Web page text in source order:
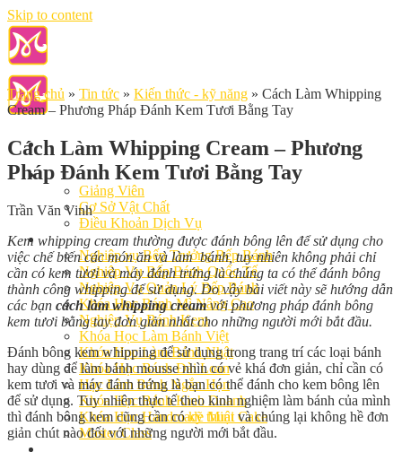
Skip to content
Giới Thiệu
Giảng Viên
Cơ Sở Vật Chất
Điều Khoản Dịch Vụ
Học Làm Bánh
Nghiệp vụ Bếp Trưởng Bếp Bánh
Nghiệp Vụ Bếp Bánh Quốc Tế
Nghiệp Vụ Quản Lý Bếp Bánh
Khóa Học Bánh Mì Nâng Cao
Nghiệp Vụ Bánh Kem
Khóa Học Làm Bánh Việt
Khóa Học Làm Bánh Nhật
Khóa Học Bánh Đài Loan
Học Làm Bánh Ngắn Hạn
Khóa Học Bánh Kinh Doanh
Khóa Học Handmade Mini Cake
Master Class
Trang chủ » Tin tức » Kiến thức - kỹ năng » Cách Làm Whipping
Cream – Phương Pháp Đánh Kem Tươi Bằng Tay
Cách Làm Whipping Cream – Phương
Pháp Đánh Kem Tươi Bằng Tay
Trần Văn Vinh
Kem whipping cream thường được đánh bông lên để sử dụng cho
việc chế biến các món ăn và làm bánh, tuy nhiên không phải chỉ
cần có kem tươi và máy đánh trứng là chúng ta có thể đánh bông
thành công whipping để sử dụng. Do vậy bài viết này sẽ hướng dẫn
các bạn cách làm whipping creamvới phương pháp đánh bông
kem tươi bằng tay đơn giản nhất cho những người mới bắt đầu.
Đánh bông kem whipping để sử dụng trong trang trí các loại bánh
hay dùng để làm bánh mousse nhìn có vẻ khá đơn giản, chỉ cần có
kem tươi và máy đánh trứng là bạn có thể đánh cho kem bông lên
để sử dụng. Tuy nhiên thực tế theo kinh nghiệm làm bánh của mình
thì đánh bông kem cũng cần cókỹ thuật và chúng lại không hề đơn
giản chút nào đối với những người mới bắt đầu.